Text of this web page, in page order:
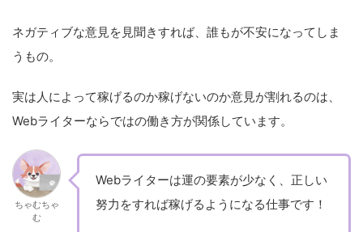
ネガティブな意見を見聞きすれば、誰もが不安になってしま
うもの。
実は人によって稼げるのか稼げないのか意見が割れるのは、
Webライターならではの働き方が関係しています。
ちゃむちゃ
む
Webライターは運の要素が少なく、正しい
努力をすれば稼げるようになる仕事です！